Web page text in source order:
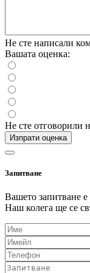
Не сте написали
Вашата оценка:
Не сте отговорили
Изпрати оценка
Запитване
Вашето запитване
Наш колега ще се